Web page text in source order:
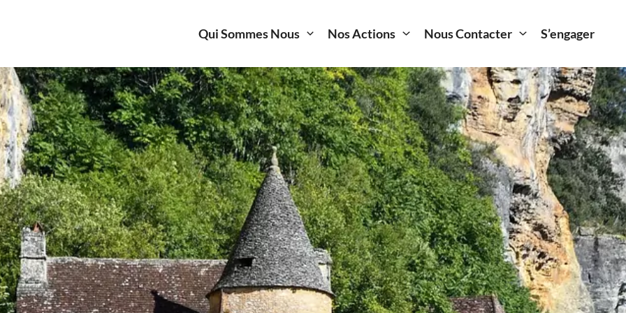
Qui Sommes Nous Nos Actions Nous Contacter S’engager